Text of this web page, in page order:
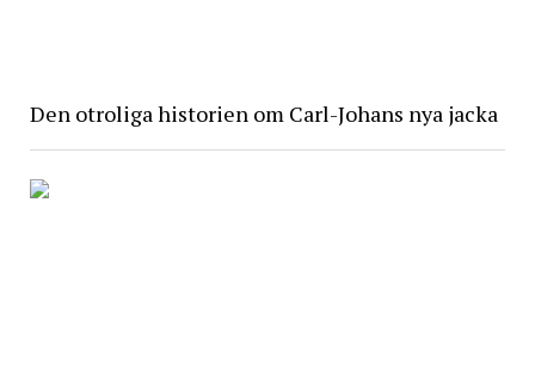
Den otroliga historien om Carl-Johans nya jacka